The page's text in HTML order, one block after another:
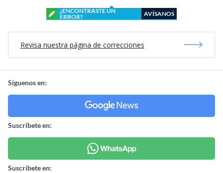
¿ENCONTRASTE UN
ERROR?
AVÍSANOS
Revisa nuestra página de correcciones
Síguenos en:
Suscríbete en:
Suscríbete en: